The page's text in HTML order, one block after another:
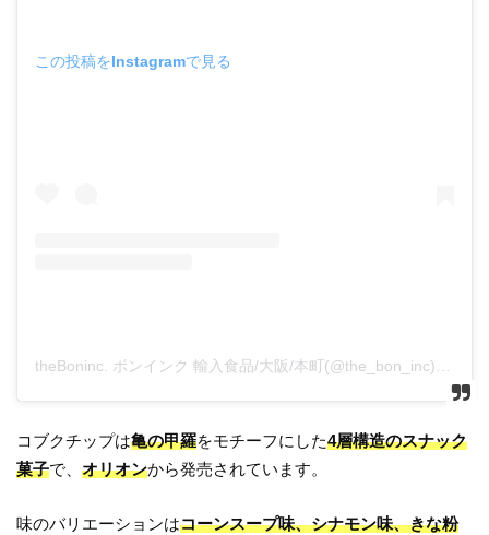
この投稿をInstagramで見る
コブクチップは亀の甲羅をモチーフにした4層構造のスナック
菓子で、オリオンから発売されています。
味のバリエーションはコーンスープ味、シナモン味、きな粉